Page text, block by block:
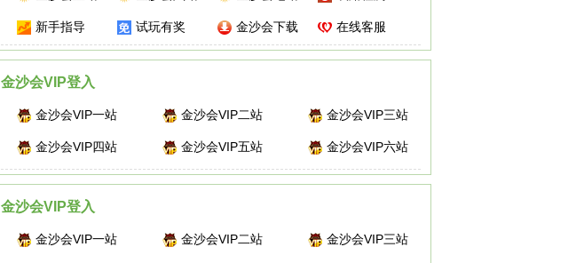
新手指导 试玩有奖 金沙会下载 在线客服
金沙会VIP登入
金沙会VIP一站 金沙会VIP二站 金沙会VIP三站
金沙会VIP四站 金沙会VIP五站 金沙会VIP六站
金沙会VIP登入
金沙会VIP一站 金沙会VIP二站 金沙会VIP三站